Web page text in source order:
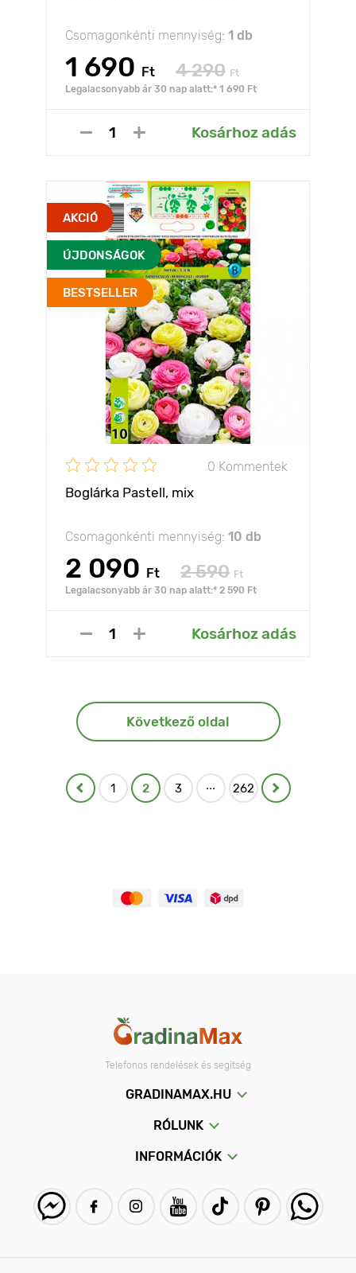
Csomagonkénti mennyiség: 1 db
1 690 Ft 4 290 Ft
Legalacsonyabb ár 30 nap alatt:* 1 690 Ft
Kosárhoz adás
AKCIÓ
ÚJDONSÁGOK
BESTSELLER
0 Kommentek
Boglárka Pastell, mix
Csomagonkénti mennyiség: 10 db
2 090 Ft 2 590 Ft
Legalacsonyabb ár 30 nap alatt:* 2 590 Ft
Kosárhoz adás
Következő oldal
1 2 3 ... 262
Telefonos rendelések és segítség
GRADINAMAX.HU
RÓLUNK
INFORMÁCIÓK